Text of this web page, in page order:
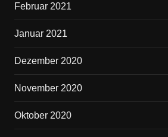
Februar 2021
Januar 2021
Dezember 2020
November 2020
Oktober 2020